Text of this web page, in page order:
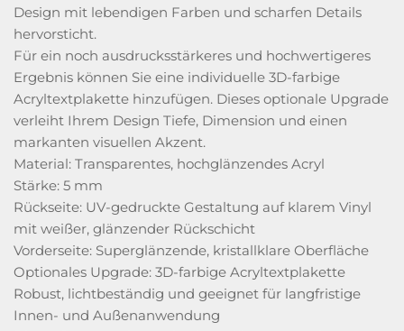
Design mit lebendigen Farben und scharfen Details
hervorsticht.
Für ein noch ausdrucksstärkeres und hochwertigeres
Ergebnis können Sie eine individuelle 3D-farbige
Acryltextplakette hinzufügen. Dieses optionale Upgrade
verleiht Ihrem Design Tiefe, Dimension und einen
markanten visuellen Akzent.
Material: Transparentes, hochglänzendes Acryl
Stärke: 5 mm
Rückseite: UV-gedruckte Gestaltung auf klarem Vinyl
mit weißer, glänzender Rückschicht
Vorderseite: Superglänzende, kristallklare Oberfläche
Optionales Upgrade: 3D-farbige Acryltextplakette
Robust, lichtbeständig und geeignet für langfristige
Innen- und Außenanwendung